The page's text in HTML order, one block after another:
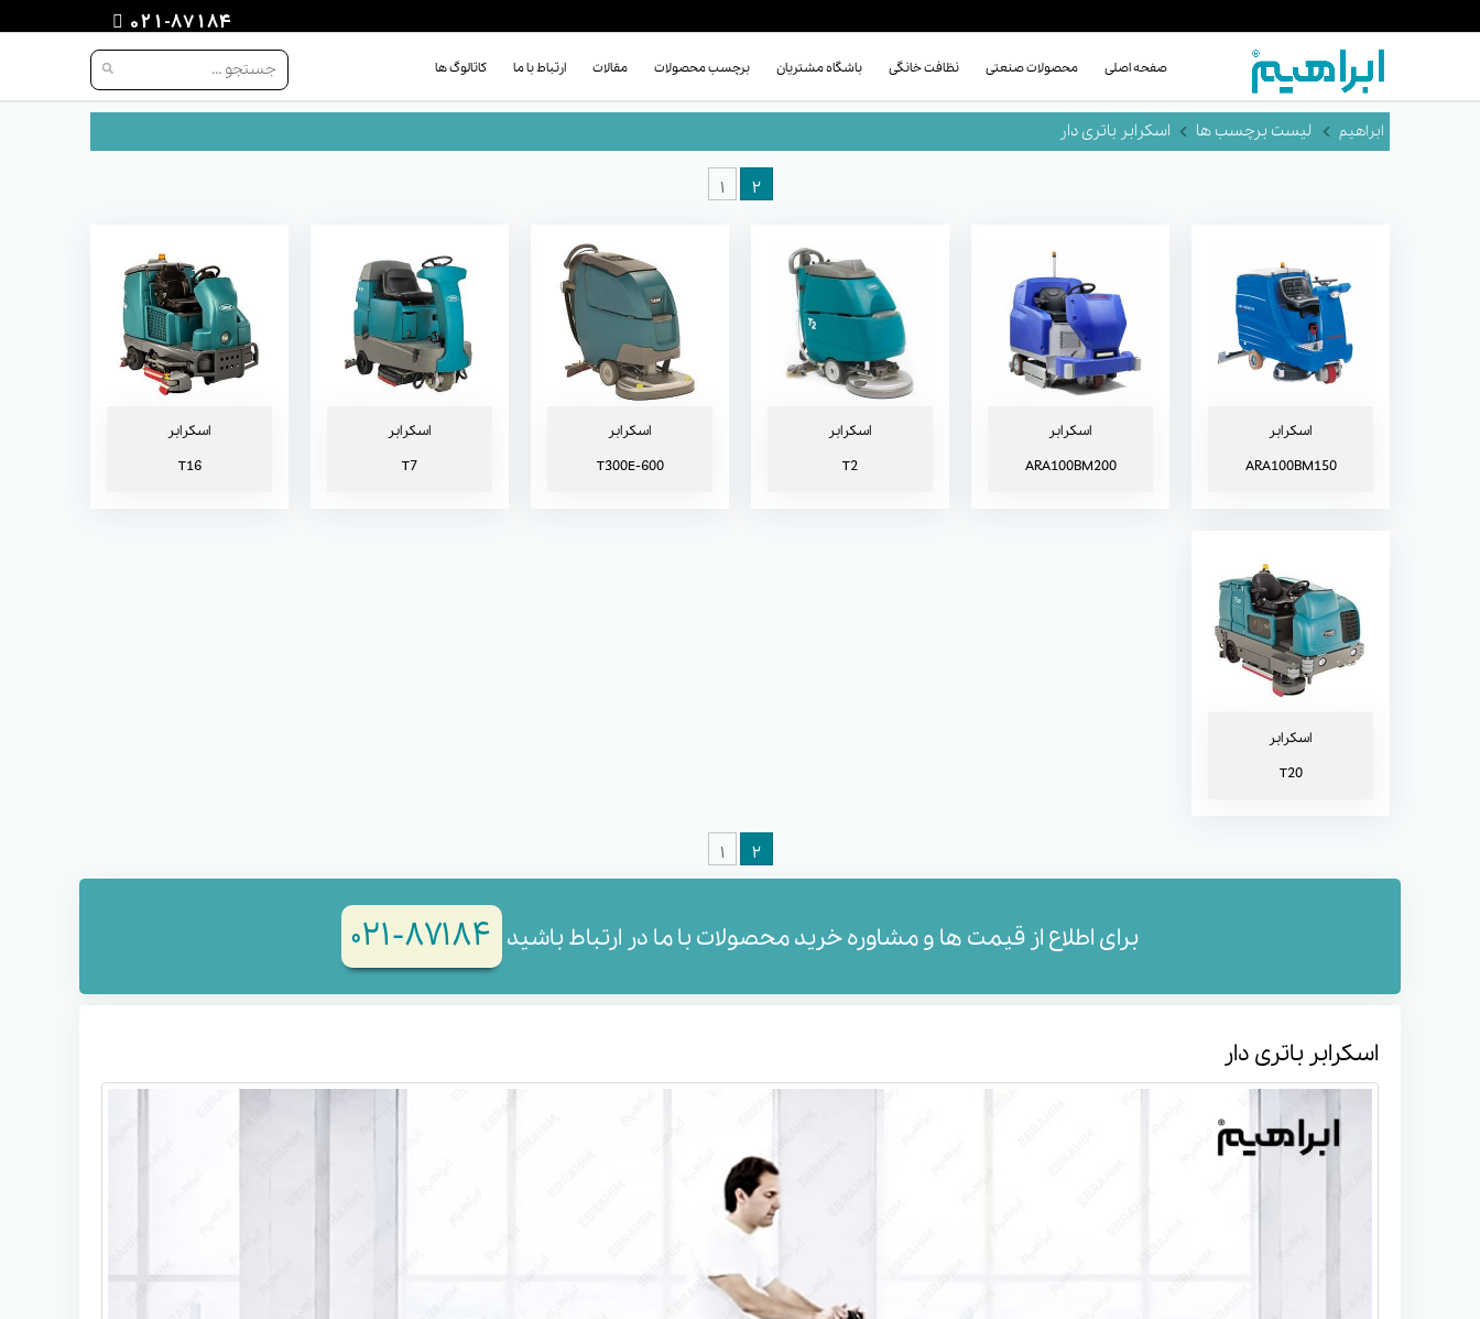
021-87184
صفحه اصلی محصولات صنعتی نظافت خانگی باشگاه مشتریان برچسب محصولات مقالات ارتباط با ما کاتالوگ ها
لیست برچسب ها اسکرابر باتری دار
۱ ۲
اسکرابر
ARA100BM150
اسکرابر ARA100BM150
اسکرابر
ARA100BM200
اسکرابر ARA100BM200
اسکرابر
T2
اسکرابر T2
اسکرابر
T300E-600
اسکرابر T300E-600
اسکرابر
T7
اسکرابر
T16
اسکرابر T16
اسکرابر
T20
اسکرابر T20
۱ ۲
برای اطلاع از قیمت ها و مشاوره خرید محصولات با ما در ارتباط باشید ۸۷۱۸۴-۰۲۱
اسکرابر باتری دار